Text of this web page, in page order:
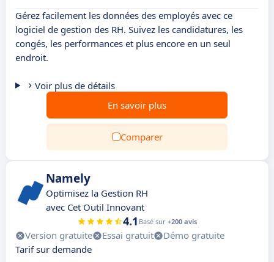
Gérez facilement les données des employés avec ce
logiciel de gestion des RH. Suivez les candidatures, les
congés, les performances et plus encore en un seul
endroit.
Voir plus de détails
En savoir plus
Comparer
Namely
Optimisez la Gestion RH
avec Cet Outil Innovant
4.1 Basé sur +200 avis
Version gratuite Essai gratuit
Démo gratuite
Tarif sur demande